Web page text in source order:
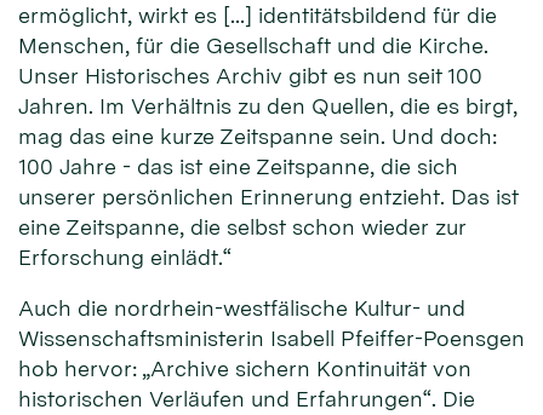
ermöglicht, wirkt es […] identitätsbildend für die
Menschen, für die Gesellschaft und die Kirche.
Unser Historisches Archiv gibt es nun seit 100
Jahren. Im Verhältnis zu den Quellen, die es birgt,
mag das eine kurze Zeitspanne sein. Und doch:
100 Jahre - das ist eine Zeitspanne, die sich
unserer persönlichen Erinnerung entzieht. Das ist
eine Zeitspanne, die selbst schon wieder zur
Erforschung einlädt.“
Auch die nordrhein-westfälische Kultur- und
Wissenschaftsministerin Isabell Pfeiffer-Poensgen
hob hervor: „Archive sichern Kontinuität von
historischen Verläufen und Erfahrungen“. Die